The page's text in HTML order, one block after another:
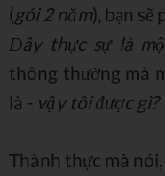
(gói 2 năm), bạn sẽ
Đây thực sự là
thông thường mà
là - vậy tôi được gì?
Thành thực mà nói,